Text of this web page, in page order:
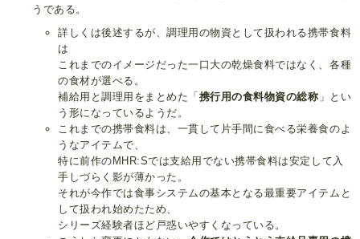
うである。
詳しくは後述するが、調理用の物資として扱われる携帯食料
は
これまでのイメージだった一口大の乾燥食料ではなく、各種
の食材が選べる。
補給用と調理用をまとめた「 携行用の食料物資の総称 」とい
う形になっているようだ。
これまでの携帯食料は、一貫して片手間に食べる栄養食のよ
うなアイテムで、
特に前作のMHR:Sでは支給用でない携帯食料は安定して入
手しづらく影が薄かった。
それが今作では食事システムの基本となる最重要アイテムと
して扱われ始めたため、
シリーズ経験者ほど戸惑いやすくなっている。